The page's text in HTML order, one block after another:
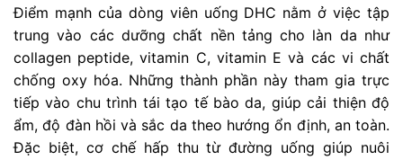
Điểm mạnh của dòng viên uống DHC nằm ở việc tập
trung vào các dưỡng chất nền tảng cho làn da như
collagen peptide, vitamin C, vitamin E và các vi chất
chống oxy hóa. Những thành phần này tham gia trực
tiếp vào chu trình tái tạo tế bào da, giúp cải thiện độ
ẩm, độ đàn hồi và sắc da theo hướng ổn định, an toàn.
Đặc biệt, cơ chế hấp thu từ đường uống giúp nuôi